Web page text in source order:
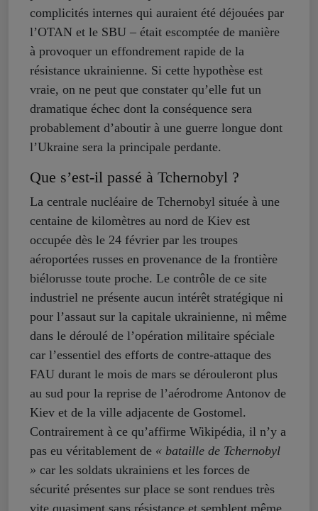
complicités internes qui auraient été déjouées par
l’OTAN et le SBU – était escomptée de manière
à provoquer un effondrement rapide de la
résistance ukrainienne. Si cette hypothèse est
vraie, on ne peut que constater qu’elle fut un
dramatique échec dont la conséquence sera
probablement d’aboutir à une guerre longue dont
l’Ukraine sera la principale perdante.
Que s’est-il passé à Tchernobyl ?
La centrale nucléaire de Tchernobyl située à une
centaine de kilomètres au nord de Kiev est
occupée dès le 24 février par les troupes
aéroportées russes en provenance de la frontière
biélorusse toute proche. Le contrôle de ce site
industriel ne présente aucun intérêt stratégique ni
pour l’assaut sur la capitale ukrainienne, ni même
dans le déroulé de l’opération militaire spéciale
car l’essentiel des efforts de contre-attaque des
FAU durant le mois de mars se dérouleront plus
au sud pour la reprise de l’aérodrome Antonov de
Kiev et de la ville adjacente de Gostomel.
Contrairement à ce qu’affirme Wikipédia, il n’y a
pas eu véritablement de « bataille de Tchernobyl
» car les soldats ukrainiens et les forces de
sécurité présentes sur place se sont rendues très